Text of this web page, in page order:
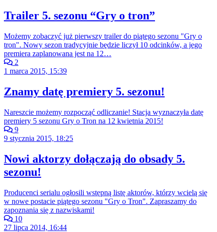
Trailer 5. sezonu “Gry o tron”
Możemy zobaczyć już pierwszy trailer do piątego sezonu "Gry o
tron". Nowy sezon tradycyjnie będzie liczył 10 odcinków, a jego
premiera zaplanowana jest na 12…
2
1 marca 2015, 15:39
Znamy datę premiery 5. sezonu!
Nareszcie możemy rozpocząć odliczanie! Stacja wyznaczyła datę
premiery 5 sezonu Gry o Tron na 12 kwietnia 2015!
9
9 stycznia 2015, 18:25
Nowi aktorzy dołączają do obsady 5.
sezonu!
Producenci serialu ogłosili wstępną listę aktorów, którzy wcielą się
w nowe postacie piątego sezonu "Gry o Tron". Zapraszamy do
zapoznania się z nazwiskami!
10
27 lipca 2014, 16:44